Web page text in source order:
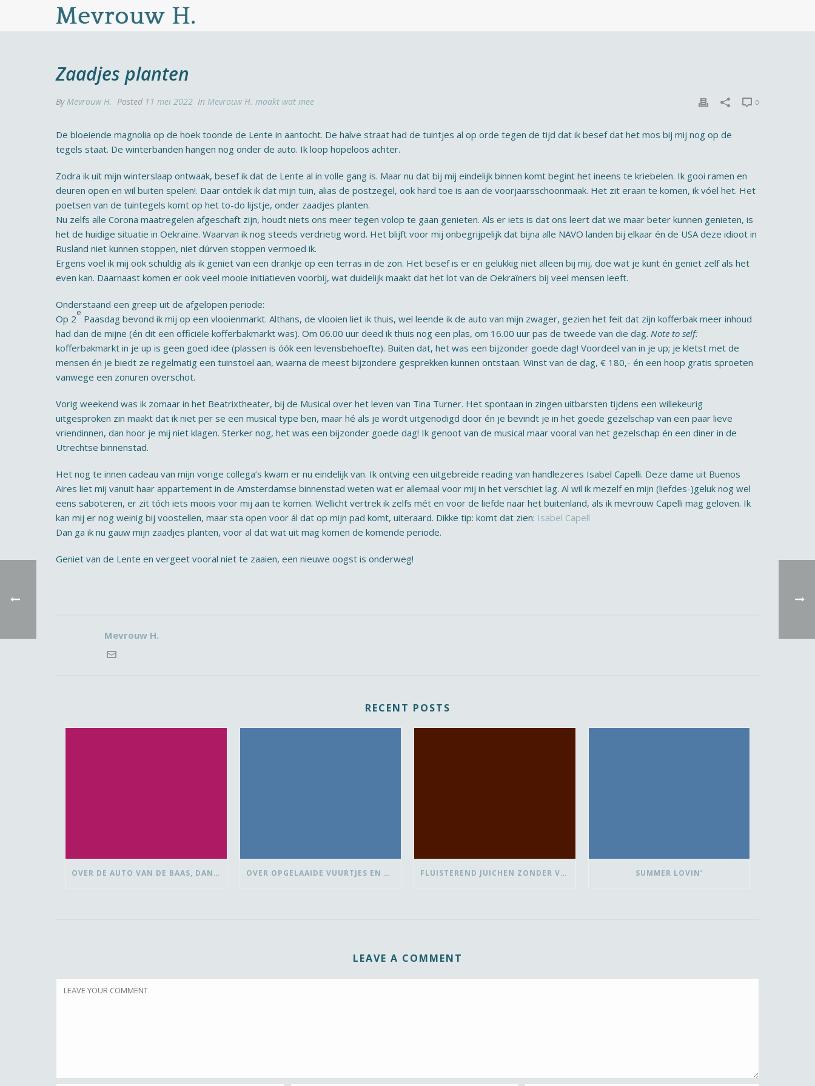
Zaadjes planten
ByMevrouw H. Posted 11 mei 2022 In Mevrouw H. maakt wat mee 0
De bloeiende magnolia op de hoek toonde de Lente in aantocht. De halve straat had de tuintjes al op orde tegen de tijd dat ik besef dat het mos bij mij nog op de
tegels staat. De winterbanden hangen nog onder de auto. Ik loop hopeloos achter.
Zodra ik uit mijn winterslaap ontwaak, besef ik dat de Lente al in volle gang is. Maar nu dat bij mij eindelijk binnen komt begint het ineens te kriebelen. Ik gooi ramen en
deuren open en wil buiten spelen!. Daar ontdek ik dat mijn tuin, alias de postzegel, ook hard toe is aan de voorjaarsschoonmaak. Het zit eraan te komen, ik vóel het. Het
poetsen van de tuintegels komt op het to-do lijstje, onder zaadjes planten.
Nu zelfs alle Corona maatregelen afgeschaft zijn, houdt niets ons meer tegen volop te gaan genieten. Als er iets is dat ons leert dat we maar beter kunnen genieten, is
het de huidige situatie in Oekraïne. Waarvan ik nog steeds verdrietig word. Het blijft voor mij onbegrijpelijk dat bijna alle NAVO landen bij elkaar én de USA deze idioot in
Rusland niet kunnen stoppen, niet dúrven stoppen vermoed ik.
Ergens voel ik mij ook schuldig als ik geniet van een drankje op een terras in de zon. Het besef is er en gelukkig niet alleen bij mij, doe wat je kunt én geniet zelf als het
even kan. Daarnaast komen er ook veel mooie initiatieven voorbij, wat duidelijk maakt dat het lot van de Oekraïners bij veel mensen leeft.
Onderstaand een greep uit de afgelopen periode:
Op 2
e
Paasdag bevond ik mij op een vlooienmarkt. Althans, de vlooien liet ik thuis, wel leende ik de auto van mijn zwager, gezien het feit dat zijn kofferbak meer inhoud
had dan de mijne (én dit een officiële kofferbakmarkt was). Om 06.00 uur deed ik thuis nog een plas, om 16.00 uur pas de tweede van die dag. Note to self:
kofferbakmarkt in je up is geen goed idee (plassen is óók een levensbehoefte). Buiten dat, het was een bijzonder goede dag! Voordeel van in je up; je kletst met de
mensen én je biedt ze regelmatig een tuinstoel aan, waarna de meest bijzondere gesprekken kunnen ontstaan. Winst van de dag, € 180,- én een hoop gratis sproeten
vanwege een zonuren overschot.
Vorig weekend was ik zomaar in het Beatrixtheater, bij de Musical over het leven van Tina Turner. Het spontaan in zingen uitbarsten tijdens een willekeurig
uitgesproken zin maakt dat ik niet per se een musical type ben, maar hé als je wordt uitgenodigd door én je bevindt je in het goede gezelschap van een paar lieve
vriendinnen, dan hoor je mij niet klagen. Sterker nog, het was een bijzonder goede dag! Ik genoot van de musical maar vooral van het gezelschap én een diner in de
Utrechtse binnenstad.
Het nog te innen cadeau van mijn vorige collega’s kwam er nu eindelijk van. Ik ontving een uitgebreide reading van handlezeres Isabel Capelli. Deze dame uit Buenos
Aires liet mij vanuit haar appartement in de Amsterdamse binnenstad weten wat er allemaal voor mij in het verschiet lag. Al wil ik mezelf en mijn (liefdes-)geluk nog wel
eens saboteren, er zit tóch iets moois voor mij aan te komen. Wellicht vertrek ik zelfs mét en voor de liefde naar het buitenland, als ik mevrouw Capelli mag geloven. Ik
kan mij er nog weinig bij voostellen, maar sta open voor ál dat op mijn pad komt, uiteraard. Dikke tip: komt dat zien: Isabel Capell
Dan ga ik nu gauw mijn zaadjes planten, voor al dat wat uit mag komen de komende periode.
Geniet van de Lente en vergeet vooral niet te zaaien, een nieuwe oogst is onderweg!
Mevrouw H.
RECENT POSTS
OVER DE AUTO VAN DE BAAS, DANSEN MET ‘VROUWEN VAN’ EN BEDANK-BLOMMEN OVER OPGELAAIDE VUURTJES EN DE PAUZE FLUISTEREND JUICHEN ZONDER VLAGGETJE SUMMER LOVIN’
LEAVE A COMMENT